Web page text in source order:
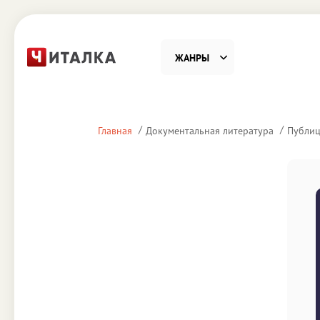
ЖАНРЫ
Главная Документальная литература